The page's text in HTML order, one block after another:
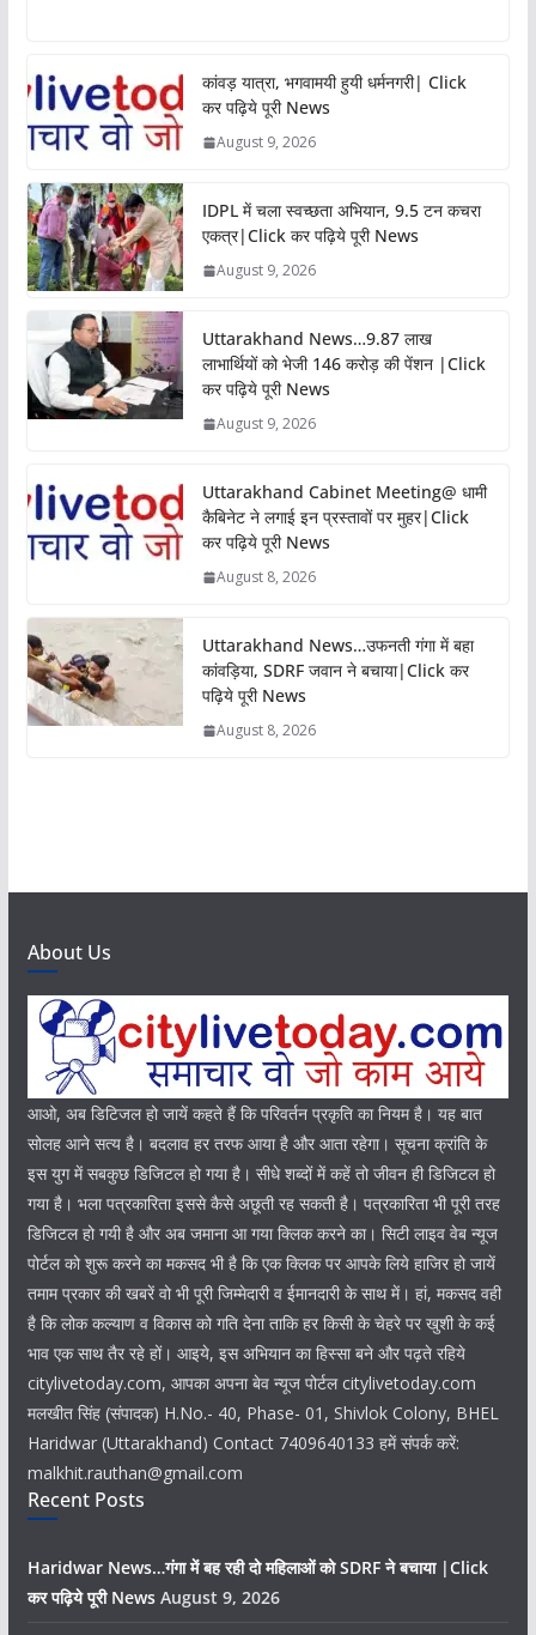
कांवड़ यात्रा, भगवामयी हुयी धर्मनगरी| Click
कर पढ़िये पूरी News
August 9, 2026
IDPL में चला स्वच्छता अभियान, 9.5 टन कचरा
एकत्र|Click कर पढ़िये पूरी News
August 9, 2026
Uttarakhand News…9.87 लाख
लाभार्थियों को भेजी 146 करोड़ की पेंशन |Click
कर पढ़िये पूरी News
August 9, 2026
Uttarakhand Cabinet Meeting@ धामी
कैबिनेट ने लगाई इन प्रस्तावों पर मुहर|Click
कर पढ़िये पूरी News
August 8, 2026
Uttarakhand News…उफनती गंगा में बहा
कांवड़िया, SDRF जवान ने बचाया|Click कर
पढ़िये पूरी News
August 8, 2026
About Us
आओ, अब डिटिजल हो जायें कहते हैं कि परिवर्तन प्रकृति का नियम है। यह बात
सोलह आने सत्य है। बदलाव हर तरफ आया है और आता रहेगा। सूचना क्रांति के
इस युग में सबकुछ डिजिटल हो गया है। सीधे शब्दों में कहें तो जीवन ही डिजिटल हो
गया है। भला पत्रकारिता इससे कैसे अछूती रह सकती है। पत्रकारिता भी पूरी तरह
डिजिटल हो गयी है और अब जमाना आ गया क्लिक करने का। सिटी लाइव वेब न्यूज
पोर्टल को शुरू करने का मकसद भी है कि एक क्लिक पर आपके लिये हाजिर हो जायें
तमाम प्रकार की खबरें वो भी पूरी जिम्मेदारी व ईमानदारी के साथ में। हां, मकसद वही
है कि लोक कल्याण व विकास को गति देना ताकि हर किसी के चेहरे पर खुशी के कई
भाव एक साथ तैर रहे हों। आइये, इस अभियान का हिस्सा बने और पढ़ते रहिये
citylivetoday.com, आपका अपना बेव न्यूज पोर्टल citylivetoday.com
मलखीत सिंह (संपादक) H.No.- 40, Phase- 01, Shivlok Colony, BHEL
Haridwar (Uttarakhand) Contact 7409640133 हमें संपर्क करें:
malkhit.rauthan@gmail.com
Recent Posts
Haridwar News…गंगा में बह रही दो महिलाओं को SDRF ने बचाया |Click
कर पढ़िये पूरी News August 9, 2026